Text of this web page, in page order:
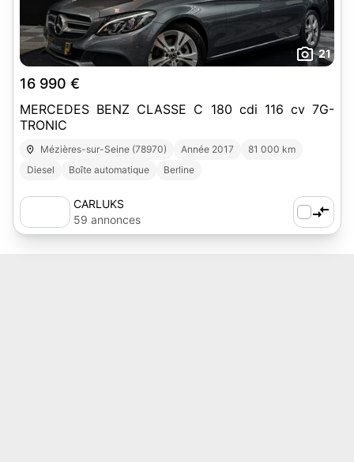
21
16 990 €
MERCEDES BENZ CLASSE C 180 cdi 116 cv 7G-
TRONIC
Mézières-sur-Seine (78970) Année 2017
81 000 km
Diesel
Boîte automatique Berline
CARLUKS
59 annonces